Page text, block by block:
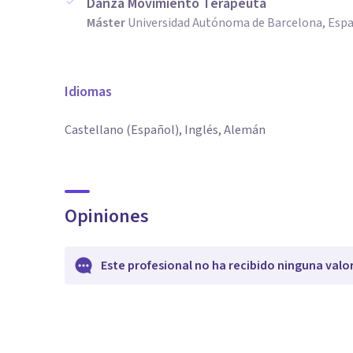
MásterUniversidad Autónoma de Barcelona,
Idiomas
Castellano (Español), Inglés, Alemán
Opiniones
Este profesional no ha recibido ninguna